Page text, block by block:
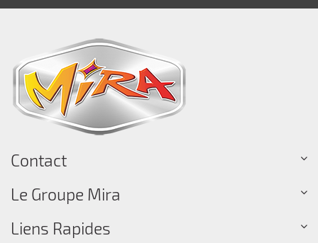
Contact
Le Groupe Mira
Liens Rapides